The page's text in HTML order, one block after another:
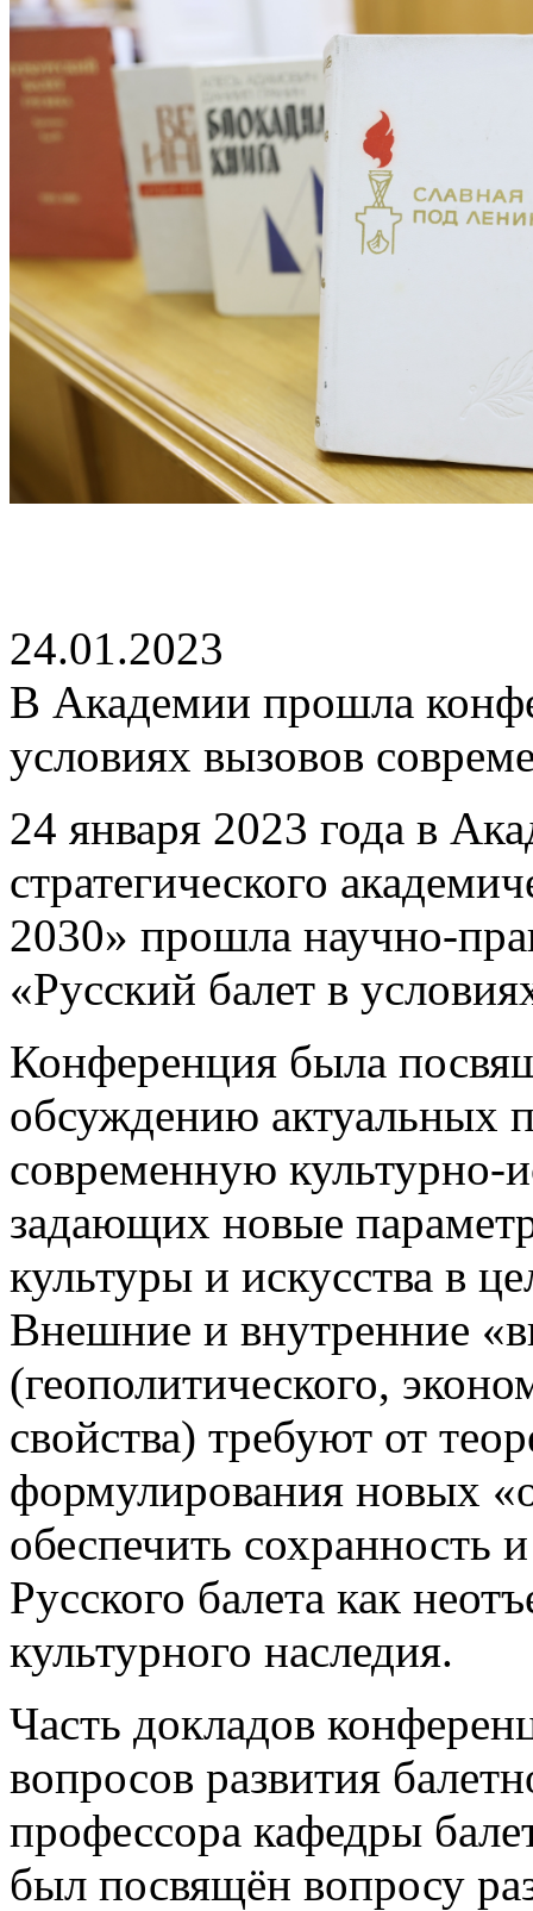
24.01.2023
В Академии прошла
условиях вызовов
24 января 2023 года в
стратегического
2030» прошла научно-
«Русский балет в
Конференция была
обсуждению актуальных
современную культурно-
задающих новые
культуры и искусства в
Внешние и внутренние
(геополитического,
свойства) требуют от
формулирования новых
обеспечить сохранность
Русского балета как
культурного наследия.
Часть докладов
вопросов развития
профессора кафедры
был посвящён вопросу